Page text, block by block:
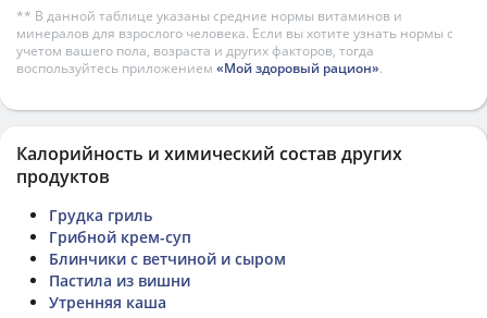
** В данной таблице указаны средние нормы витаминов и
минералов для взрослого человека. Если вы хотите узнать нормы с
учетом вашего пола, возраста и других факторов, тогда
воспользуйтесь приложением «Мой здоровый рацион».
Калорийность и химический состав других
продуктов
Грудка гриль
Грибной крем-суп
Блинчики с ветчиной и сыром
Пастила из вишни
Утренняя каша